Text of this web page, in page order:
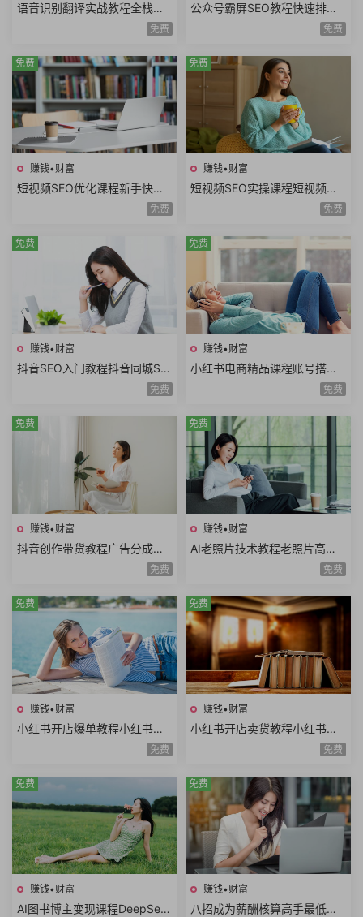
语音识别翻译实战教程全栈开
发技术前后端架构设计副业赚
免费
公众号霸屏SEO教程快速排名
原理昵称内容霸屏高级霸屏拦
免费
赚钱•财富
短视频SEO优化课程新手快速
入门短视频搜索SEO关键词排
免费
免费
赚钱•财富
短视频SEO实操课程短视频搜
索优化技术关键词排名获取精
免费
免费
赚钱•财富
抖音SEO入门教程抖音同城SE
O优化技巧关键词挖掘抖音搜
免费
免费
赚钱•财富
小红书电商精品课程账号搭建
店铺开通选品技巧拍摄剪辑店
免费
免费
赚钱•财富
抖音创作带货教程广告分成计
划高清视频拍摄AI类APP使用
免费
免费
赚钱•财富
AI老照片技术教程老照片高清
修复动作视频说话视频黑白照
免费
免费
赚钱•财富
小红书开店爆单教程小红书店
铺矩阵寻找爆品淘宝选品拼多
免费
免费
赚钱•财富
小红书开店卖货教程小红书日
常运营对标同行小红书店铺管
免费
免费
赚钱•财富
AI图书博主变现课程DeepSee
免费
赚钱•财富
八招成为薪酬核算高手最低工
免费